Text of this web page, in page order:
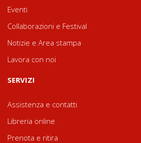
Eventi
Collaborazioni e Festival
Notizie e Area stampa
Lavora con noi
SERVIZI
Assistenza e contatti
Libreria online
Prenota e ritira